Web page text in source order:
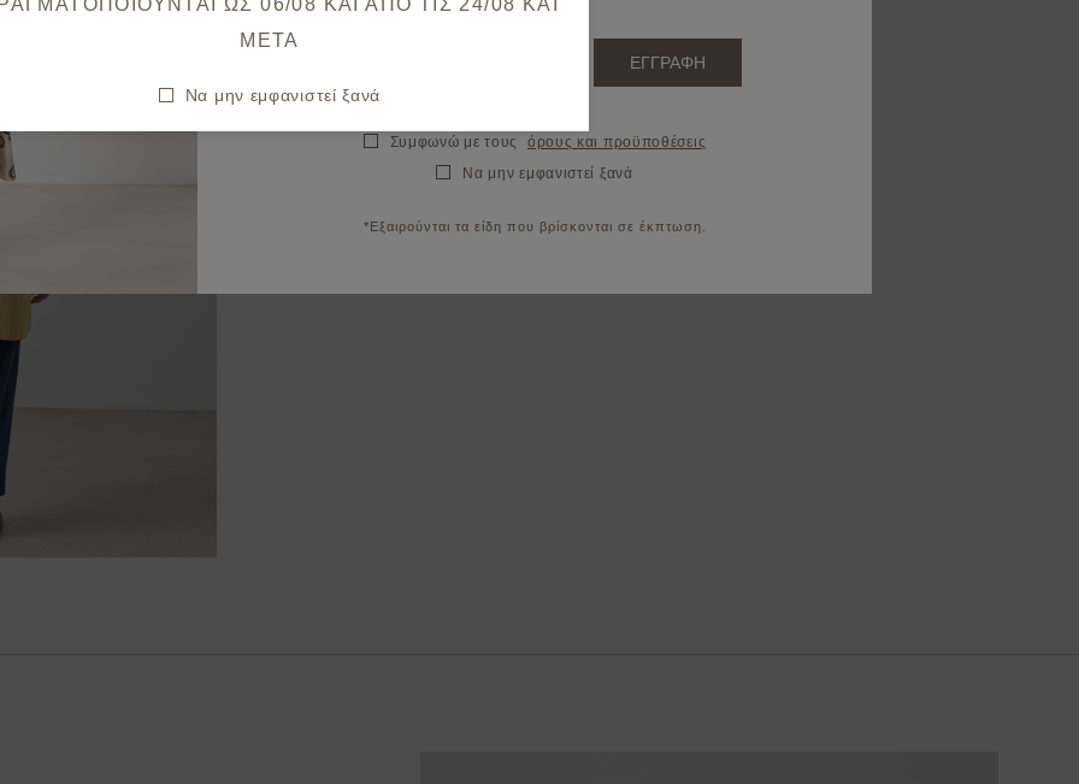
ΕΓΓΡΑΦΗ
Συμφωνώ με τους
όρους και προϋποθέσεις
Να μην εμφανιστεί ξανά
*Εξαιρούνται τα είδη που βρίσκονται σε έκπτωση.
META
Να μην εμφανιστεί ξανά